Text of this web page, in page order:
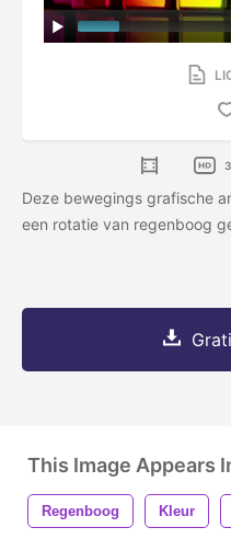
Deze bewegings grafische
een rotatie van regenboog
This Image Appears
Regenboog Kleur